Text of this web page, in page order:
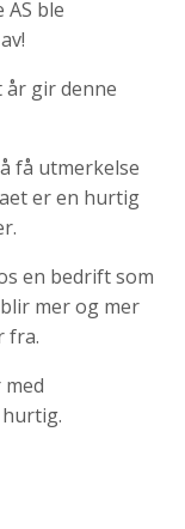
ble
gir denne
få utmerkelse
er en hurtig
en bedrift som
mer og mer
fra.